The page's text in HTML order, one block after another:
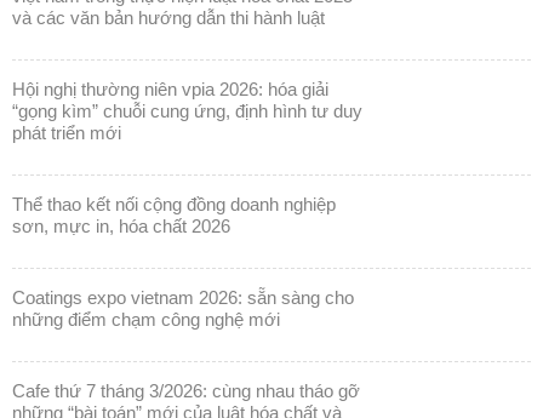
đồng hành cùng doanh nghiệp sơn và mực in
việt nam trong thực hiện luật hóa chất 2025
và các văn bản hướng dẫn thi hành luật
hội nghị thường niên vpia 2026: hóa giải
“gọng kìm” chuỗi cung ứng, định hình tư duy
phát triển mới
thể thao kết nối cộng đồng doanh nghiệp
sơn, mực in, hóa chất 2026
coatings expo vietnam 2026: sẵn sàng cho
những điểm chạm công nghệ mới